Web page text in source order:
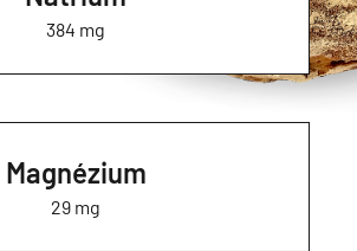
384 mg
Magnézium
29 mg